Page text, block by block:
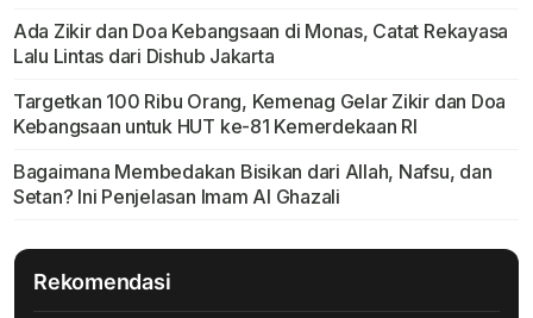
Ada Zikir dan Doa Kebangsaan di Monas, Catat Rekayasa
Lalu Lintas dari Dishub Jakarta
Targetkan 100 Ribu Orang, Kemenag Gelar Zikir dan Doa
Kebangsaan untuk HUT ke-81 Kemerdekaan RI
Bagaimana Membedakan Bisikan dari Allah, Nafsu, dan
Setan? Ini Penjelasan Imam Al Ghazali
Rekomendasi